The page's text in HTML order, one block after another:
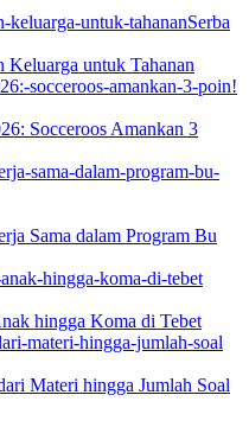
Serba
untuk Tahanan
Socceroos Amankan 3
Sama dalam Program Bu
hingga Koma di Tebet
Materi hingga Jumlah Soal